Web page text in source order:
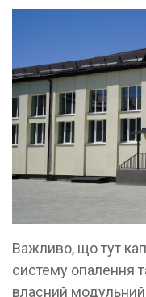
Важливо, що тут
систему опалення
власний модульний